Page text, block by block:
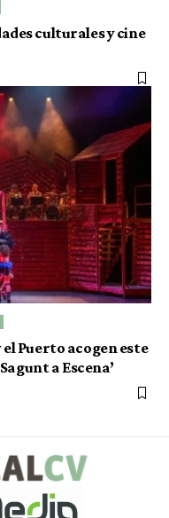
culturales y cine
Puerto acogen este
a Escena’